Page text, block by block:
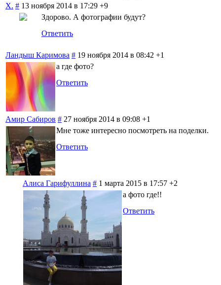
Х. # 13 ноября 2014 в 17:29 +9
Здорово. А фотографии будут?
Ответить
Ландыш Каримова # 19 ноября 2014 в 08:42 +1
а где фото?
Ответить
Амир Сабиров # 27 ноября 2014 в 09:08 +1
Мне тоже интересно посмотреть на поделки.
Ответить
Алиса Гарифуллина # 1 марта 2015 в 17:57 +2
а фото где!!
Ответить